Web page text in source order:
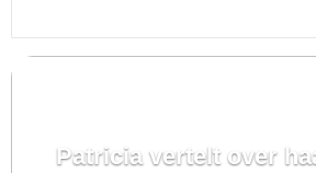
Patricia vertelt over